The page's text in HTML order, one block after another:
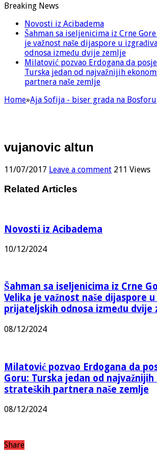
Breaking News
Novosti iz Acibadema
Šahman sa iseljenicima iz Crne
je važnost naše dijaspore u
odnosa između dvije zemlje
Milatović pozvao Erdogana da
Turska jedan od najvažnijih
partnera naše zemlje
Home»Aja Sofija - biser grada na Bosforu
vujanovic altun
11/07/2017 Leave a comment 211 Views
Related Articles
Novosti iz Acibadema
10/12/2024
Šahman sa iseljenicima iz Crne
Velika je važnost naše dijaspore
prijateljskih odnosa između dvije
08/12/2024
Milatović pozvao Erdogana da
Goru: Turska jedan od
strateških partnera naše zemlje
08/12/2024
Share